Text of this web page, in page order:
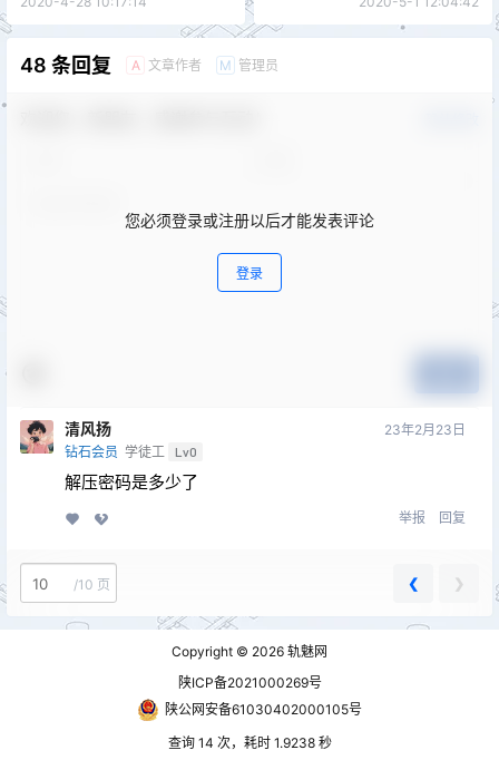
48 条回复 A 文章作者 M 管理员
您必须登录或注册以后才能发表评论
登录
清风扬
钻石会员 学徒工 Lv0
23年2月23日
解压密码是多少了
举报 回复
/10 页 ❮ ❯
Copyright © 2026 轨魅网
陕ICP备2021000269号
陕公网安备61030402000105号
查询 14 次，耗时 1.9238 秒